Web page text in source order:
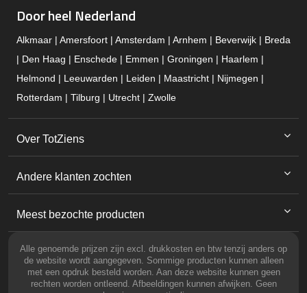
Door heel Nederland
Alkmaar | Amersfoort | Amsterdam | Arnhem | Beverwijk | Breda
| Den Haag | Enschede | Emmen | Groningen | Haarlem |
Helmond | Leeuwarden | Leiden | Maastricht | Nijmegen |
Rotterdam | Tilburg | Utrecht | Zwolle
Over TotZiens
Andere klanten zochten
Meest bezochte producten
Alle genoemde prijzen zijn excl. drukkosten en btw tenzij anders op
de website wordt aangegeven. Sommige producten kunnen alleen
met een opdruk besteld worden. Aan deze website kunnen geen
rechten worden ontleend. Afbeeldingen kunnen afwijken. Geen